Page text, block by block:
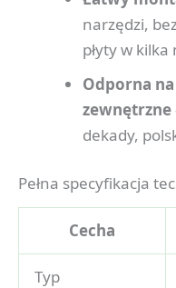
narzędzi,
płyty w
Odporna
zewnętrzne
dekady,
Pełna specyfikacja
Cecha
Typ